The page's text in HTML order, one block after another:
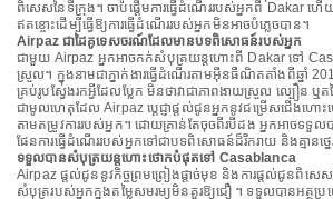
ពិសេសនៃទីក្រុង។ ចាប់ផ្តើមការធ្វើដំណើររបស់អ្នកពី Dakar ហ
ឥតខ្ចោះដើម្បីធ្វើឱ្យការធ្វើដំណើររបស់អ្នកមិនអាចបំភ្លេចបាន។
Airpaz ជាដៃគូទេសចរណ៍ដែលមានបទពិសោធន៍របស់អ្នក
ជាមួយ Airpaz អ្នកអាចកក់សំបុត្រយន្តហោះពី Dakar ទៅ
ស្រួល។ ក្នុងនាមជាភ្នាក់ងារធ្វើដំណើរតាមអ៊ីនធឺណិតតាំងពីឆ្នាំ
គ្រប់រូបស្វែងរកអ្វីដែលប្លែក មិនថាវាជាភាពងាយស្រួល ល្បឿន ឬ
ជាមូលហេតុដែល Airpaz ប្តេជ្ញាផ្តល់ជូនអ្នកនូវជម្រើសជើងហ
តាមតម្រូវការរបស់អ្នក។ ដោយគ្រាន់តែចុចពីរបីដង អ្នកអាចទទួល
ផែនការធ្វើដំណើររបស់អ្នកទៅជាបទពិសោធន៍ដ៏រីករាយ និងគ្មានថ្នេ
ទទួលបានសំបុត្រយន្តហោះថោកបំផុតទៅ Casablanca
Airpaz ផ្តល់ជូននូវកិច្ចព្រមព្រៀងផ្តាច់មុខ និងការផ្តល់ជូនពិសេ
សំបុត្ររបស់អ្នកក្នុងតម្លៃសមរម្យមិនគួរឱ្យជឿ ។ ទទួលបានអត្ថប្